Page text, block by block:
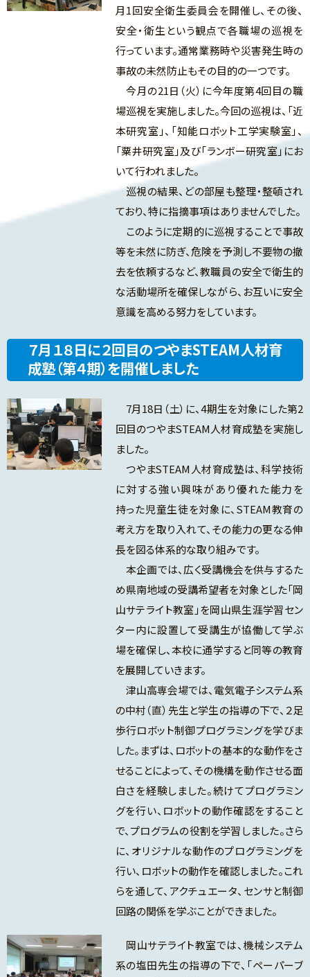
月1回安全衛生委員会を開催し、その後、
安全・衛生という観点で各職場の巡視を
行っています。通常業務時や災害発生時の
事故の未然防止もその目的の一つです。
今月の21日（火）に今年度第4回目の職
場巡視を実施しました。今回の巡視は、「近
本研究室」、「知能ロボット工学実験室」、
「粟井研究室」及び「ランボー研究室」にお
いて行われました。
巡視の結果、どの部屋も整理・整頓され
ており、特に指摘事項はありませんでした。
このように定期的に巡視することで事故
等を未然に防ぎ、危険を予測し不要物の撤
去を依頼するなど、教職員の安全で衛生的
な活動場所を確保しながら、お互いに安全
意識を高める努力をしています。
７月１８日に２回目のつやまSTEAM人材育
成塾（第４期）を開催しました
7月18日（土）に、4期生を対象にした第2
回目のつやまSTEAM人材育成塾を実施し
ました。
つやまSTEAM人材育成塾は、科学技術
に対する強い興味があり優れた能力を
持った児童生徒を対象に、STEAM教育の
考え方を取り入れて、その能力の更なる伸
長を図る体系的な取り組みです。
本企画では、広く受講機会を供与するた
め県南地域の受講希望者を対象とした「岡
山サテライト教室」を岡山県生涯学習セン
ター内に設置して受講生が協働して学ぶ
場を確保し、本校に通学すると同等の教育
を展開していきます。
津山高専会場では、電気電子システム系
の中村（直）先生と学生の指導の下で、２足
歩行ロボット制御プログラミングを学びま
した。まずは、ロボットの基本的な動作をさ
せることによって、その機構を動作させる面
白さを経験しました。続けてプログラミン
グを行い、ロボットの動作確認をすること
で、プログラムの役割を学習しました。さら
に、オリジナルな動作のプログラミングを
行い、ロボットの動作を確認しました。これ
らを通して、アクチュエータ、センサと制御
回路の関係を学ぶことができました。
岡山サテライト教室では、機械システム
系の塩田先生の指導の下で、「ペーパーブ